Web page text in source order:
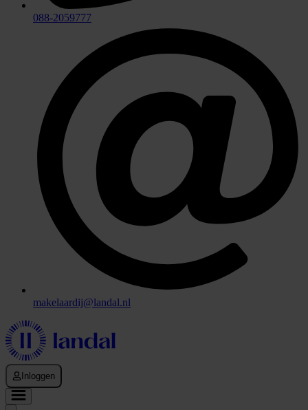
088-2059777
makelaardij@landal.nl
Inloggen